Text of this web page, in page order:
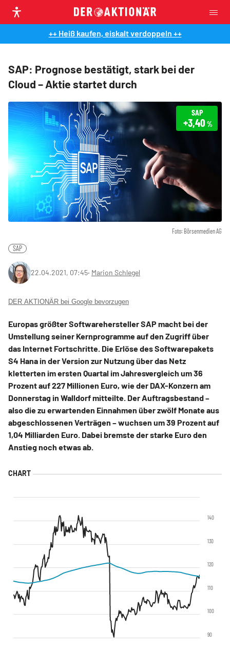
++ Heiß kaufen, eiskalt verdoppeln ++
SAP: Prognose bestätigt, stark bei der
Cloud – Aktie startet durch
Foto: Börsenmedien AG
SAP
+3,40 %
SAP
22.04.2021, 07:45‧ Marion Schlegel
DER AKTIONÄR bei Google bevorzugen
Europas größter Softwarehersteller SAP macht bei der
Umstellung seiner Kernprogramme auf den Zugriff über
das Internet Fortschritte. Die Erlöse des Softwarepakets
S4 Hana in der Version zur Nutzung über das Netz
kletterten im ersten Quartal im Jahresvergleich um 36
Prozent auf 227 Millionen Euro, wie der DAX-Konzern am
Donnerstag in Walldorf mitteilte. Der Auftragsbestand –
also die zu erwartenden Einnahmen über zwölf Monate aus
abgeschlossenen Verträgen – wuchsen um 39 Prozent auf
1,04 Milliarden Euro. Dabei bremste der starke Euro den
Anstieg noch etwas ab.
90
100
110
120
130
140